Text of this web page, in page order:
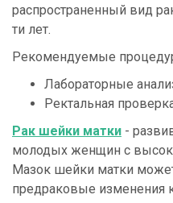
распространенный вид
ти лет.
Рекомендуемые
Лабораторные
Ректальная
Рак шейки матки -
молодых женщин с
Мазок шейки матки
предраковые изменения